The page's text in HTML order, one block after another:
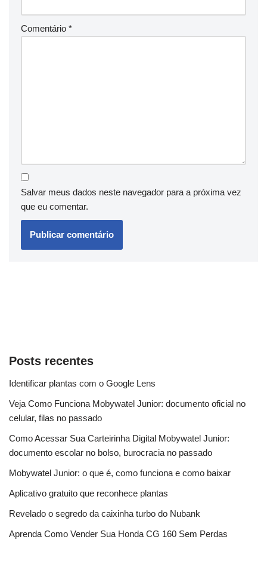
Comentário *
Salvar meus dados neste navegador para a próxima vez
que eu comentar.
Posts recentes
Identificar plantas com o Google Lens
Veja Como Funciona Mobywatel Junior: documento oficial no
celular, filas no passado
Como Acessar Sua Carteirinha Digital Mobywatel Junior:
documento escolar no bolso, burocracia no passado
Mobywatel Junior: o que é, como funciona e como baixar
Aplicativo gratuito que reconhece plantas
Revelado o segredo da caixinha turbo do Nubank
Aprenda Como Vender Sua Honda CG 160 Sem Perdas